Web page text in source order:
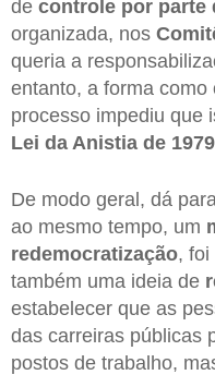
de controle por parte
organizada, nos
queria a
entanto, a forma
processo impediu que
Lei da Anistia de 1979
De modo geral, dá
ao mesmo tempo, um
redemocratização, foi
também uma ideia de
estabelecer que as
das carreiras públicas
postos de trabalho,